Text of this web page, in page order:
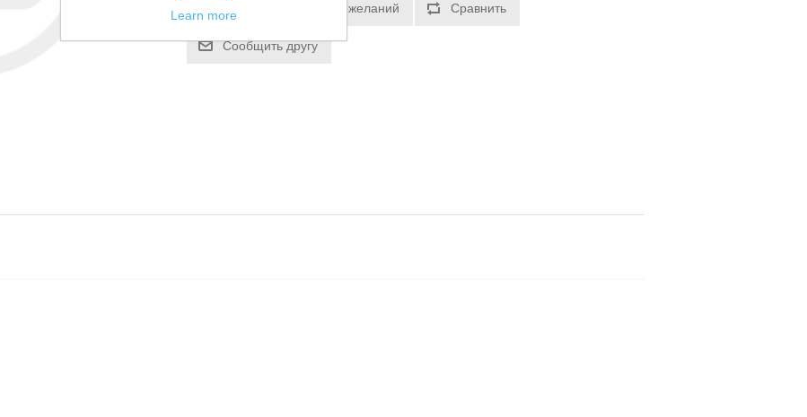
Добавить в список пожеланий Сравнить
Сообщить другу
Learn more